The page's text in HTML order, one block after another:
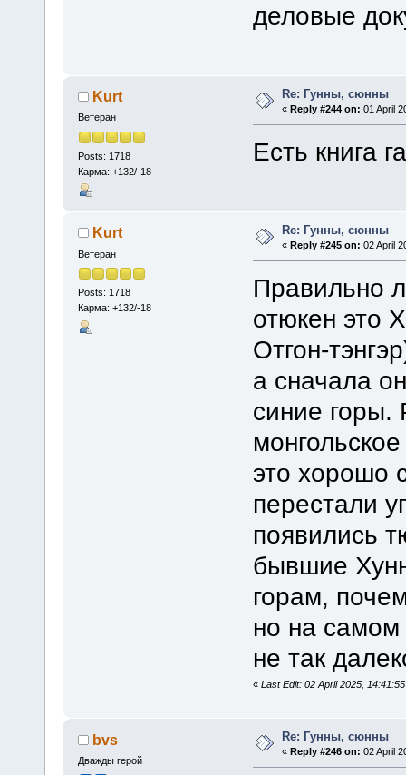
деловые
Kurt
Ветеран
Posts: 1718
Карма: +132/-18
Re: Гунны, сюнны
«Reply #244 on: 01 April
Есть книга
Kurt
Ветеран
Posts: 1718
Карма: +132/-18
Re: Гунны, сюнны
« Reply #245 on: 02 April
Правильно
отюкен это
Отгон-
а сначала
синие горы.
это хорошо
перестали
появились
бывшие
горам,
но на самом
не так
« Last Edit: 02 April 2025,
bvs
Дважды герой
Re: Гунны, сюнны
« Reply #246 on: 02 April